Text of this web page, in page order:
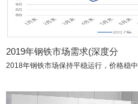
2019年钢铁市场需求(深度分
2018年钢铁市场保持平稳运行，价格稳中